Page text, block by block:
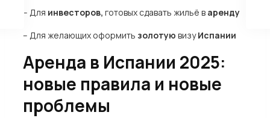
– Для инвесторов, готовых сдавать жильё в аренду
– Для желающих оформить золотую визуИспании
Аренда в Испании 2025:
новые правила и новые
проблемы